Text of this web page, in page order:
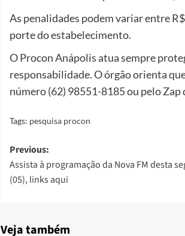
As penalidades podem variar entre
porte do estabelecimento.
O Procon Anápolis atua sempre
responsabilidade. O órgão orienta
número (62) 98551-8185 ou pelo
Tags: pesquisa procon
Post
navigation
Previous:
Assista à programação da Nova FM desta
(05), links aqui
Veja também